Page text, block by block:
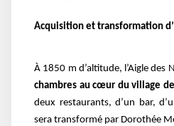
Acquisition et transformation
À 1850 m d’altitude, l’Aigle des
chambres au cœur du village de
deux restaurants, d’un bar,
sera transformé par Dorothée